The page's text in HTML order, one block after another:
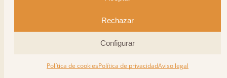
Rechazar
Configurar
Política de cookiesPolítica de privacidadAviso legal
TUBQAL VIAJES
Calendario de salidas